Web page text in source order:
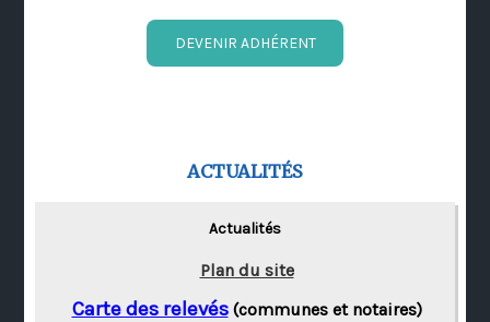
DEVENIR ADHÉRENT
ACTUALITÉS
Actualités
Plan du site
Carte des relevés(communes et notaires)